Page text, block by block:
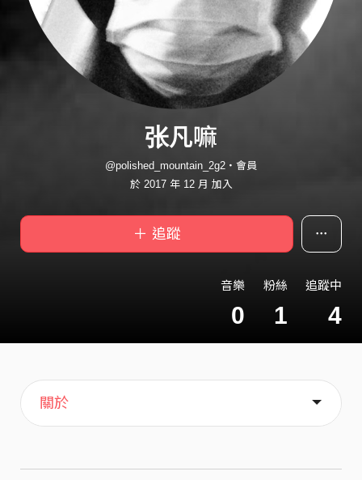
张凡嘛
@polished_mountain_2g2・會員
於 2017 年 12 月 加入
＋ 追蹤
音樂
0
粉絲
1
追蹤中
4
主頁
喜歡
關於